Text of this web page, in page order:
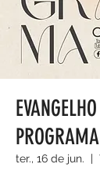
ter., 16 de jun.
  |